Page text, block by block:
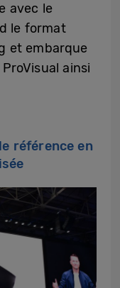
avec le
le format
et embarque
ainsi
référence en